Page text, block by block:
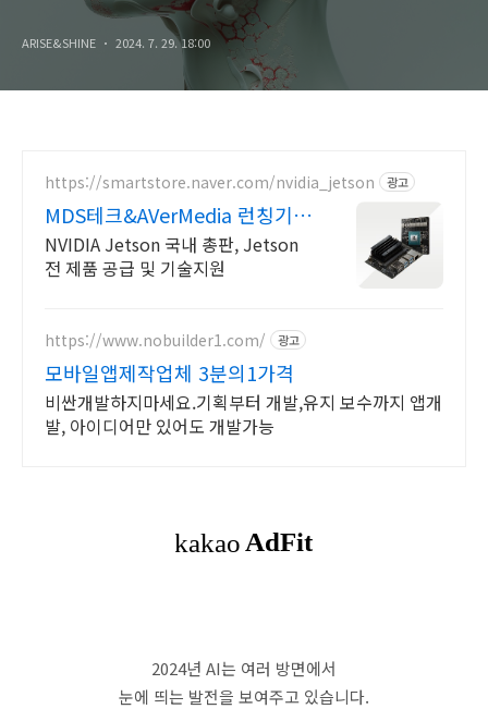
ARISE&SHINE 2024. 7. 29. 18:00
https://smartstore.naver.com/nvidia_jetson 광고
MDS테크&AVerMedia 런칭기념
할인이벤트
NVIDIA Jetson 국내 총판, Jetson
전 제품 공급 및 기술지원
https://www.nobuilder1.com/ 광고
모바일앱제작업체 3분의1가격
비싼개발하지마세요.기획부터 개발,유지 보수까지 앱개
발, 아이디어만 있어도 개발가능
2024년 AI는 여러 방면에서
눈에 띄는 발전을 보여주고 있습니다.